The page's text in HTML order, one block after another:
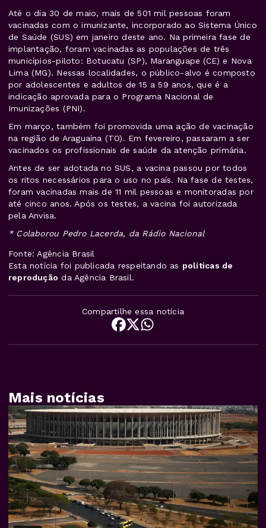
Até o dia 30 de maio, mais de 501 mil pessoas foram
vacinadas com o imunizante, incorporado ao Sistema Único
de Saúde (SUS) em janeiro deste ano. Na primeira fase de
implantação, foram vacinadas as populações de três
municípios-piloto: Botucatu (SP), Maranguape (CE) e Nova
Lima (MG). Nessas localidades, o público-alvo é composto
por adolescentes e adultos de 15 a 59 anos, que é a
indicação aprovada para o Programa Nacional de
Imunizações (PNI).
Em março, também foi promovida uma ação de vacinação
na região de Araguaína (TO). Em fevereiro, passaram a ser
vacinados os profissionais de saúde da atenção primária.
Antes de ser adotada no SUS, a vacina passou por todos
os ritos necessários para o uso no país. Na fase de testes,
foram vacinadas mais de 11 mil pessoas e monitoradas por
até cinco anos. Após os testes, a vacina foi autorizada
pela Anvisa.
* Colaborou Pedro Lacerda, da Rádio Nacional
Fonte: Agência Brasil
Esta notícia foi publicada respeitando as políticas de
reprodução da Agência Brasil.
Compartilhe essa notícia
Mais notícias